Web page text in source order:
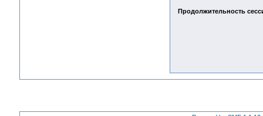
Продолжительность